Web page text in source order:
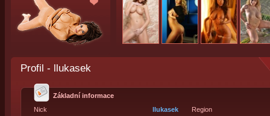
Profil - llukasek
Základní informace
Nick
llukasek
Region